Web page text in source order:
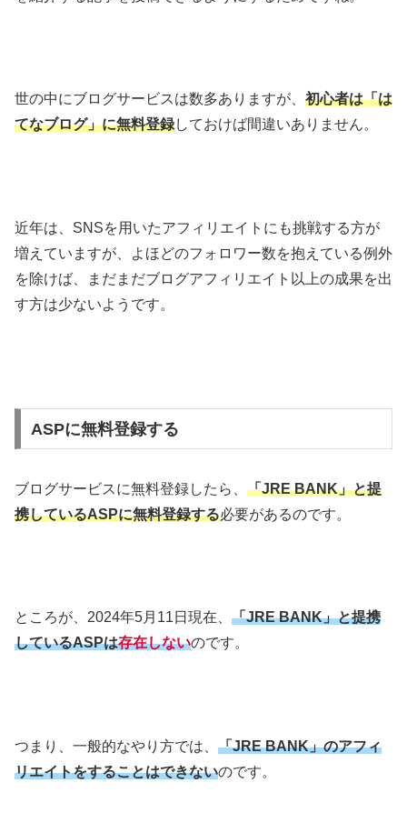
世の中にブログサービスは数多ありますが、 初心者は「は
てなブログ」に無料登録しておけば間違いありません。
近年は、SNSを用いたアフィリエイトにも挑戦する方が
増えていますが、よほどのフォロワー数を抱えている例外
を除けば、まだまだブログアフィリエイト以上の成果を出
す方は少ないようです。
ASPに無料登録する
ブログサービスに無料登録したら、 「JRE BANK」と提
携しているASPに無料登録する必要があるのです。
ところが、2024年5月11日現在、 「JRE BANK」と提携
しているASPは存在しないのです。
つまり、一般的なやり方では、 「JRE BANK」のアフィ
リエイトをすることはできないのです。